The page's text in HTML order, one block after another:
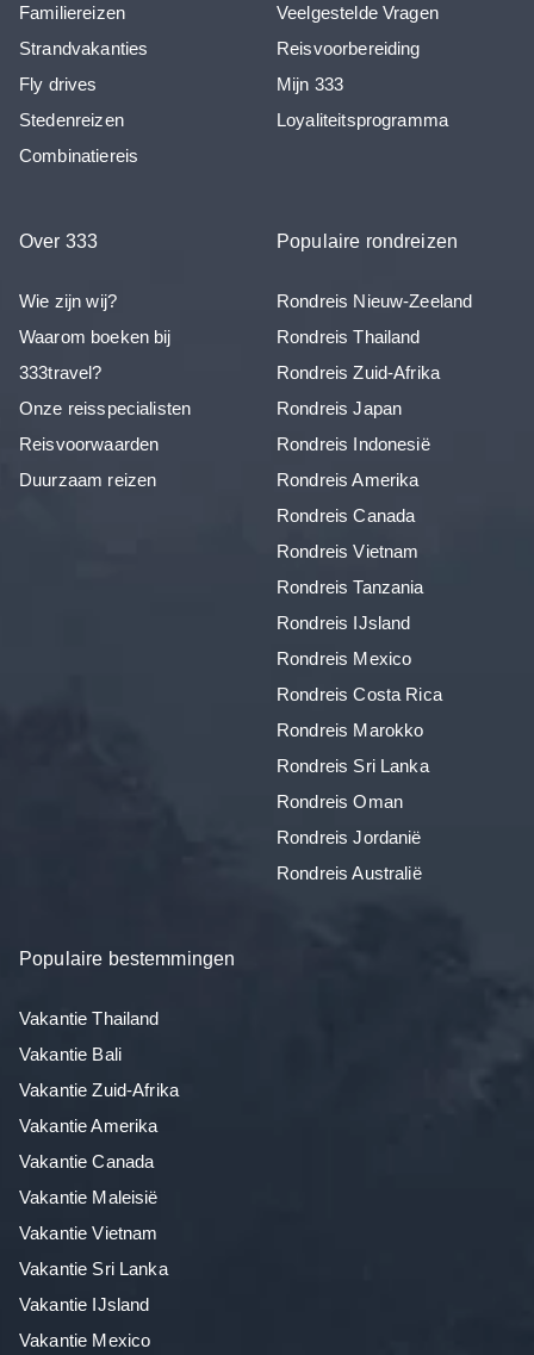
Familiereizen
Strandvakanties
Fly drives
Stedenreizen
Combinatiereis
Veelgestelde Vragen
Reisvoorbereiding
Mijn 333
Loyaliteitsprogramma
Over 333
Wie zijn wij?
Waarom boeken bij
333travel?
Onze reisspecialisten
Reisvoorwaarden
Duurzaam reizen
Populaire rondreizen
Rondreis Nieuw-Zeeland
Rondreis Thailand
Rondreis Zuid-Afrika
Rondreis Japan
Rondreis Indonesië
Rondreis Amerika
Rondreis Canada
Rondreis Vietnam
Rondreis Tanzania
Rondreis IJsland
Rondreis Mexico
Rondreis Costa Rica
Rondreis Marokko
Rondreis Sri Lanka
Rondreis Oman
Rondreis Jordanië
Rondreis Australië
Populaire bestemmingen
Vakantie Thailand
Vakantie Bali
Vakantie Zuid-Afrika
Vakantie Amerika
Vakantie Canada
Vakantie Maleisië
Vakantie Vietnam
Vakantie Sri Lanka
Vakantie IJsland
Vakantie Mexico